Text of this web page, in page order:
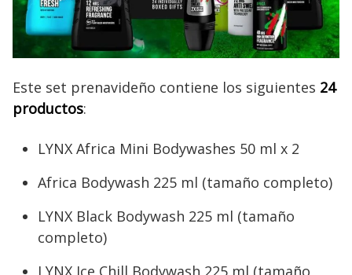
Este set prenavideño contiene los siguientes 24
productos:
LYNX Africa Mini Bodywashes 50 ml x 2
Africa Bodywash 225 ml (tamaño completo)
LYNX Black Bodywash 225 ml (tamaño
completo)
LYNX Ice Chill Bodywash 225 ml (tamaño